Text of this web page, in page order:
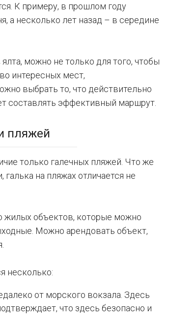
К примеру, в прошлом году
а несколько лет назад – в середине
можно не только для того, чтобы
интересных мест,
выбрать то, что действительно
составлять эффективный маршрут.
пляжей
только галечных пляжей. Что же
галька на пляжах отличается не
жилых объектов, которые можно
Можно арендовать объект,
несколько:
от морского вокзала. Здесь
что здесь безопасно и